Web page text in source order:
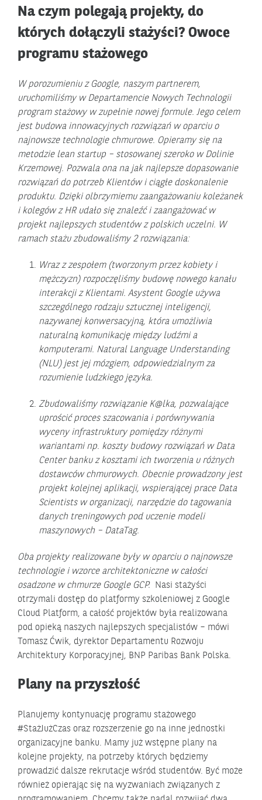
Na czym polegają projekty, do
których dołączyli stażyści? Owoce
programu stażowego
W porozumieniu z Google, naszym partnerem,
uruchomiliśmy w Departamencie Nowych Technologii
program stażowy w zupełnie nowej formule. Jego celem
jest budowa innowacyjnych rozwiązań w oparciu o
najnowsze technologie chmurowe. Opieramy się na
metodzie lean startup – stosowanej szeroko w Dolinie
Krzemowej. Pozwala ona na jak najlepsze dopasowanie
rozwiązań do potrzeb Klientów i ciągłe doskonalenie
produktu. Dzięki olbrzymiemu zaangażowaniu koleżanek
i kolegów z HR udało się znaleźć i zaangażować w
projekt najlepszych studentów z polskich uczelni. W
ramach stażu zbudowaliśmy 2 rozwiązania:
Wraz z zespołem (tworzonym przez kobiety i
mężczyzn) rozpoczęliśmy budowę nowego kanału
interakcji z Klientami. Asystent Google używa
szczególnego rodzaju sztucznej inteligencji,
nazywanej konwersacyjną, która umożliwia
naturalną komunikację między ludźmi a
komputerami. Natural Language Understanding
(NLU) jest jej mózgiem, odpowiedzialnym za
rozumienie ludzkiego języka.
Zbudowaliśmy rozwiązanie K@lka, pozwalające
uprościć proces szacowania i porównywania
wyceny infrastruktury pomiędzy różnymi
wariantami np. koszty budowy rozwiązań w Data
Center banku z kosztami ich tworzenia u różnych
dostawców chmurowych. Obecnie prowadzony jest
projekt kolejnej aplikacji, wspierającej prace Data
Scientists w organizacji, narzędzie do tagowania
danych treningowych pod uczenie modeli
maszynowych – DataTag.
Oba projekty realizowane były w oparciu o najnowsze
technologie i wzorce architektoniczne w całości
osadzone w chmurze Google GCP. Nasi stażyści
otrzymali dostęp do platformy szkoleniowej z Google
Cloud Platform, a całość projektów była realizowana
pod opieką naszych najlepszych specjalistów – mówi
Tomasz Ćwik, dyrektor Departamentu Rozwoju
Architektury Korporacyjnej, BNP Paribas Bank Polska.
Plany na przyszłość
Planujemy kontynuację programu stażowego
#StażJużCzas oraz rozszerzenie go na inne jednostki
organizacyjne banku. Mamy już wstępne plany na
kolejne projekty, na potrzeby których będziemy
prowadzić dalsze rekrutacje wśród studentów. Być może
również opierając się na wyzwaniach związanych z